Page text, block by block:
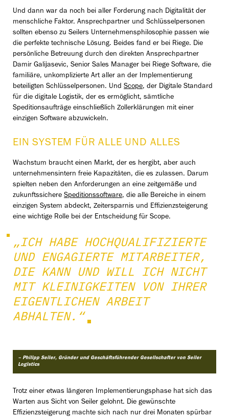
Und dann war da noch bei aller Forderung nach Digitalität der
menschliche Faktor. Ansprechpartner und Schlüsselpersonen
sollten ebenso zu Seilers Unternehmensphilosophie passen wie
die perfekte technische Lösung. Beides fand er bei Riege. Die
persönliche Betreuung durch den direkten Ansprechpartner
Damir Galijasevic, Senior Sales Manager bei Riege Software, die
familiäre, unkomplizierte Art aller an der Implementierung
beteiligten Schlüsselpersonen. Und Scope, der Digitale Standard
für die digitale Logistik, der es ermöglicht, sämtliche
Speditionsaufträge einschließlich Zollerklärungen mit einer
einzigen Software abzuwickeln.
EIN SYSTEM FÜR ALLE UND ALLES
Wachstum braucht einen Markt, der es hergibt, aber auch
unternehmensintern freie Kapazitäten, die es zulassen. Darum
spielten neben den Anforderungen an eine zeitgemäße und
zukunftssichere Speditionssoftware, die alle Bereiche in einem
einzigen System abdeckt, Zeitersparnis und Effizienzsteigerung
eine wichtige Rolle bei der Entscheidung für Scope.
„ICH HABE HOCHQUALIFIZIERTE
UND ENGAGIERTE MITARBEITER,
DIE KANN UND WILL ICH NICHT
MIT KLEINIGKEITEN VON IHRER
EIGENTLICHEN ARBEIT
ABHALTEN.“
– Philipp Seiler, Gründer und Geschäftsführender Gesellschafter von Seiler
Logistics
Trotz einer etwas längeren Implementierungsphase hat sich das
Warten aus Sicht von Seiler gelohnt. Die gewünschte
Effizienzsteigerung machte sich nach nur drei Monaten spürbar